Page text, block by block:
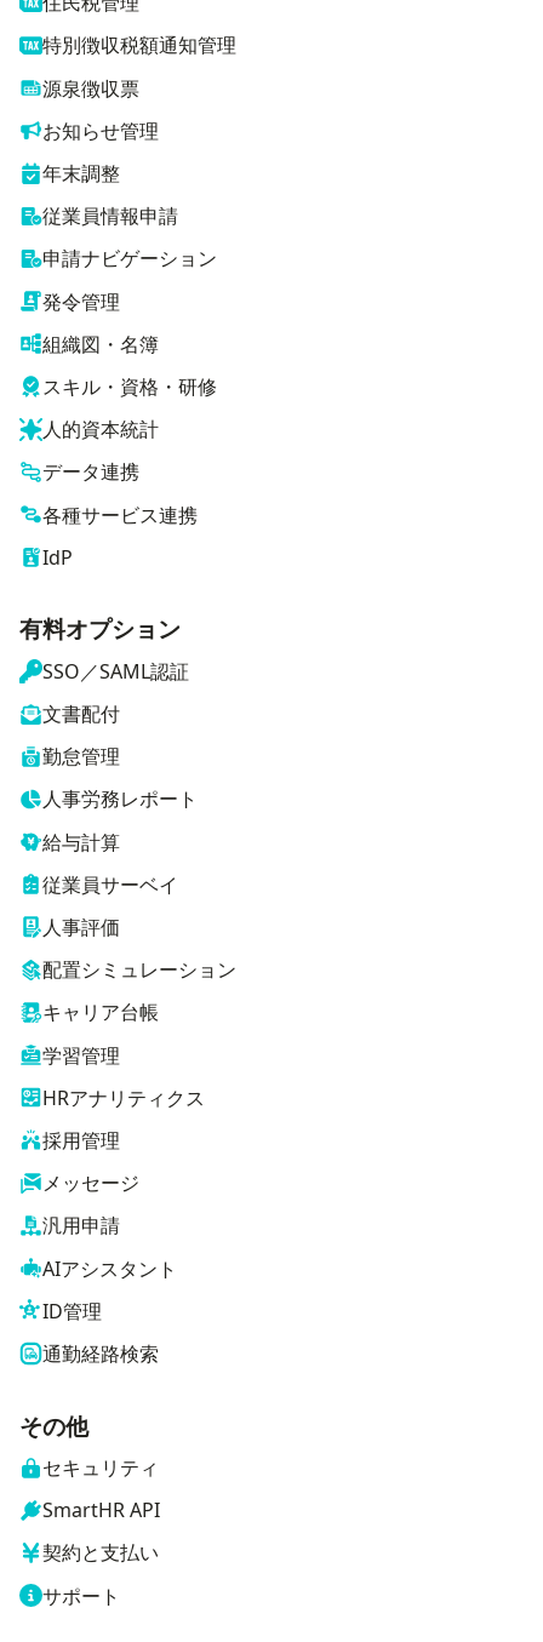
特別徴収税額通知管理
源泉徴収票
お知らせ管理
年末調整
従業員情報申請
申請ナビゲーション
発令管理
組織図・名簿
スキル・資格・研修
人的資本統計
データ連携
各種サービス連携
IdP
有料オプション
SSO／SAML認証
文書配付
勤怠管理
人事労務レポート
給与計算
従業員サーベイ
人事評価
配置シミュレーション
キャリア台帳
学習管理
HRアナリティクス
採用管理
メッセージ
汎用申請
AIアシスタント
ID管理
通勤経路検索
その他
セキュリティ
SmartHR API
契約と支払い
サポート